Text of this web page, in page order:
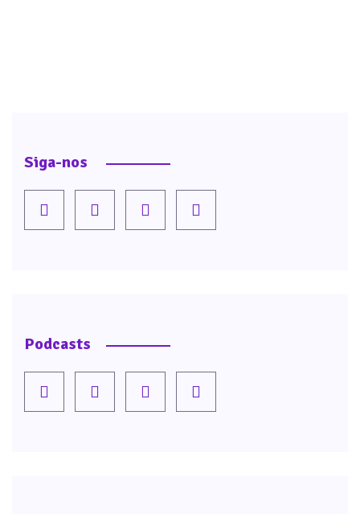
Siga-nos
Podcasts